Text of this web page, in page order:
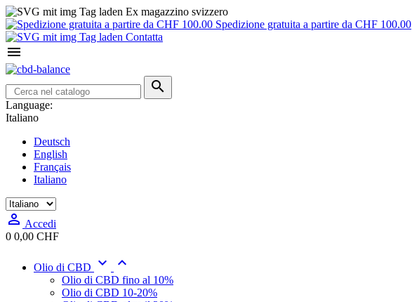
Ex magazzino svizzero
Spedizione gratuita a partire da CHF 100.00
Contatta


Language:
Italiano
Deutsch
English
Français
Italiano
 Accedi
0 0,00 CHF
Olio di CBD  
Olio di CBD fino al 10%
Olio di CBD 10-20%